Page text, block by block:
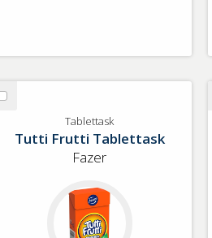
Välj
Tablettask
Tutti Frutti Tablettask
Fazer